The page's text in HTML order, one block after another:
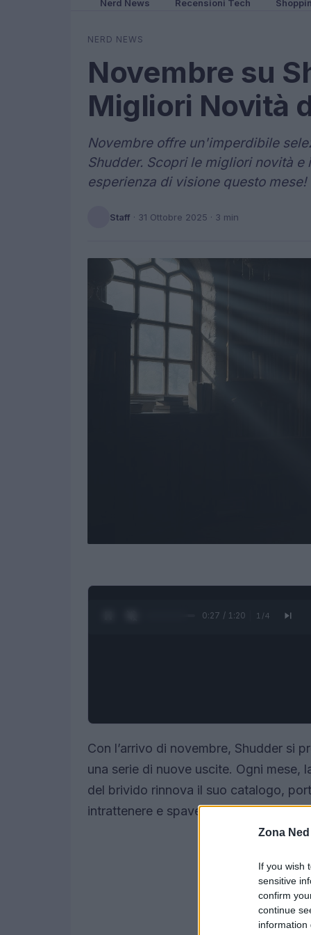
Zona Ned
If you wish
sensitive
confirm
continue
information
Nerd News Recensioni Tech
NERD NEWS
Novembre su
Migliori Novità
Novembre offre un'imperdibile
Shudder. Scopri le migliori novità
esperienza di visione questo mese!
Staff · 31 Ottobre 2025 · 3 min
0:28 / 1:20 1 /4
Con l’arrivo di novembre, Shudder si
una serie di nuove uscite. Ogni mese,
del brivido rinnova il suo catalogo,
intrattenere e spaventare.